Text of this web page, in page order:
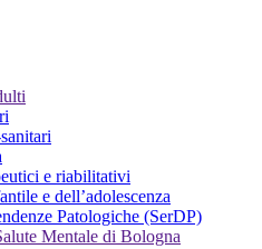
e riabilitativi
e dell’adolescenza
Patologiche (SerDP)
Mentale di Bologna